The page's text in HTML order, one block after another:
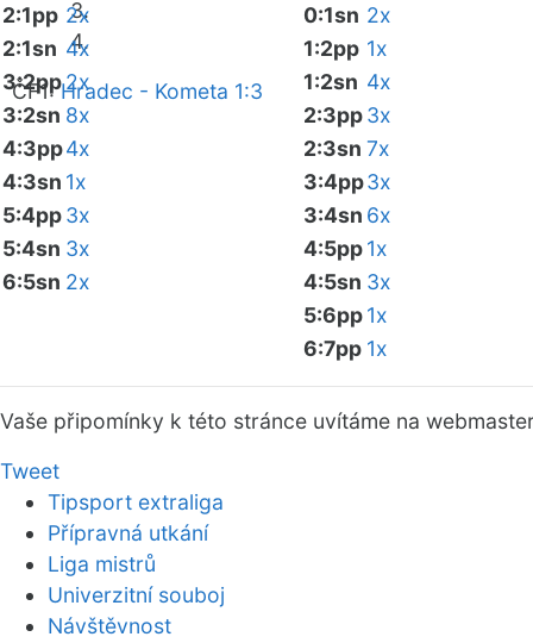
ČF1:Hradec - Kometa 1:3
2:1pp 2x
2:1sn 4x
3:2pp2x
3:2sn 8x
4:3pp4x
4:3sn 1x
5:4pp3x
5:4sn 3x
6:5sn 2x
0:1sn 2x
1:2pp 1x
1:2sn 4x
2:3pp3x
2:3sn 7x
3:4pp3x
3:4sn 6x
4:5pp1x
4:5sn 3x
5:6pp1x
6:7pp 1x
Vaše připomínky k této stránce uvítáme na webmaster
Tweet
Tipsport extraliga
Přípravná utkání
Liga mistrů
Univerzitní souboj
Návštěvnost